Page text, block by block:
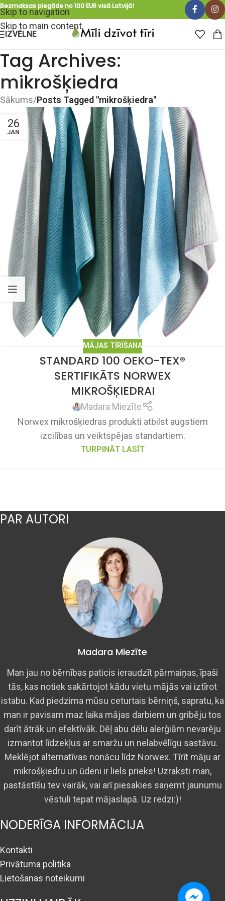
Skip to navigation
Skip to main content
Bezmaksas piegāde no 100 EUR visā Latvijā!
IZVĒLNE
Tag Archives:
mikrošķiedra
Sākums/Posts Tagged "mikrošķiedra"
26
JAN
MĀJAS TĪRĪŠANA
STANDARD 100 OEKO-TEX®
SERTIFIKĀTS NORWEX
MIKROŠĶIEDRAI
Madara Miezīte
Norwex mikrošķiedras produkti atbilst augstiem
izcilības un veiktspējas standartiem.
TURPINĀT LASĪT
PAR AUTORI
Madara Miezīte
Man jau no bērnības paticis ieraudzīt pārmaiņas, īpaši
tās, kas notiek sakārtojot kādu vietu mājās vai iztīrot
istabu. Kad piedzima mūsu ceturtais bērniņš, sapratu, ka
man ir pavisam maz laika mājas darbiem un gribēju tos
darīt ātrāk un efektīvāk. Dēļ abu dēlu alerģiām nevarēju
izmantot līdzekļus ar smaržu un nelabvēlīgu sastāvu.
Meklējot alternatīvas nonācu līdz Norwex. Tīrīt māju ar
mikrošķiedru un ūdeni ir liels prieks! Uzraksti man,
pastāstīšu tev vairāk, vai arī piesakies saņemt jaunumu
vēstuli tepat mājaslapā. Uz redzi:)!
NODERĪGA INFORMĀCIJA
Kontakti
Privātuma politika
Lietošanas noteikumi